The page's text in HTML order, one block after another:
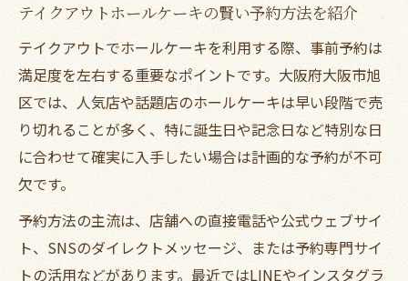
テイクアウトホールケーキの賢い予約方法を紹介
テイクアウトでホールケーキを利用する際、事前予約は
満足度を左右する重要なポイントです。大阪府大阪市旭
区では、人気店や話題店のホールケーキは早い段階で売
り切れることが多く、特に誕生日や記念日など特別な日
に合わせて確実に入手したい場合は計画的な予約が不可
欠です。
予約方法の主流は、店舗への直接電話や公式ウェブサイ
ト、SNSのダイレクトメッセージ、または予約専門サイ
トの活用などがあります。最近ではLINEやインスタグラ